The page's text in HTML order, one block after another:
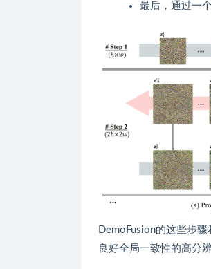
最后，通过一
DemoFusion的这些步
良好全局一致性的高分